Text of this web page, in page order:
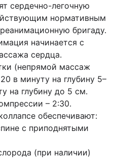
сердечно-легочную
нормативным
бригаду.
начинается с
сердца.
(непрямой массаж
в минуту на глубину 5–
на глубину до 5 см.
– 2:30.
обеспечивают:
с приподнятыми
(при наличии)